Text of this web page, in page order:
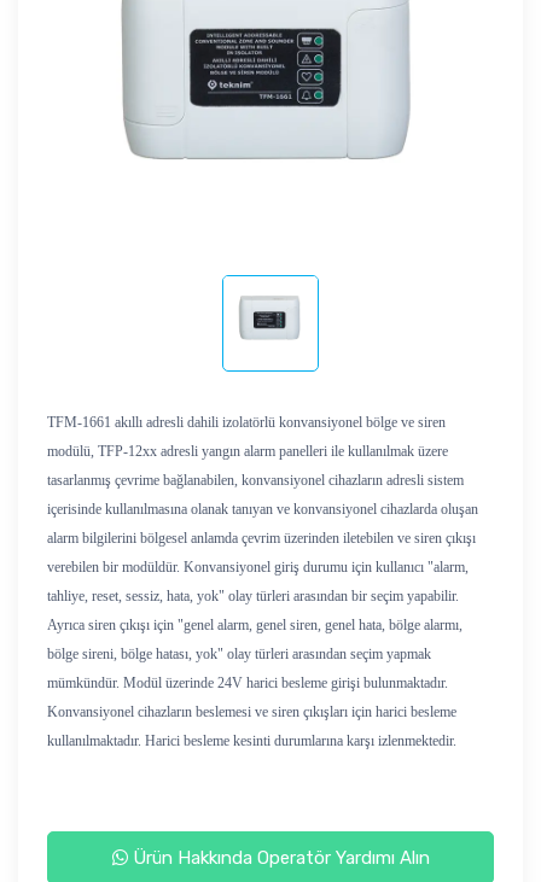
TFM-1661 akıllı adresli dahili izolatörlü konvansiyonel bölge ve siren
modülü, TFP-12xx adresli yangın alarm panelleri ile kullanılmak üzere
tasarlanmış çevrime bağlanabilen, konvansiyonel cihazların adresli sistem
içerisinde kullanılmasına olanak tanıyan ve konvansiyonel cihazlarda oluşan
alarm bilgilerini bölgesel anlamda çevrim üzerinden iletebilen ve siren çıkışı
verebilen bir modüldür. Konvansiyonel giriş durumu için kullanıcı "alarm,
tahliye, reset, sessiz, hata, yok" olay türleri arasından bir seçim yapabilir.
Ayrıca siren çıkışı için "genel alarm, genel siren, genel hata, bölge alarmı,
bölge sireni, bölge hatası, yok" olay türleri arasından seçim yapmak
mümkündür. Modül üzerinde 24V harici besleme girişi bulunmaktadır.
Konvansiyonel cihazların beslemesi ve siren çıkışları için harici besleme
kullanılmaktadır. Harici besleme kesinti durumlarına karşı izlenmektedir.
Ürün Hakkında Operatör Yardımı Alın